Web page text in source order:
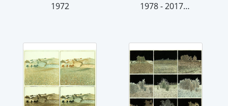
1972
1978 - 2017 (übermalt 2017)